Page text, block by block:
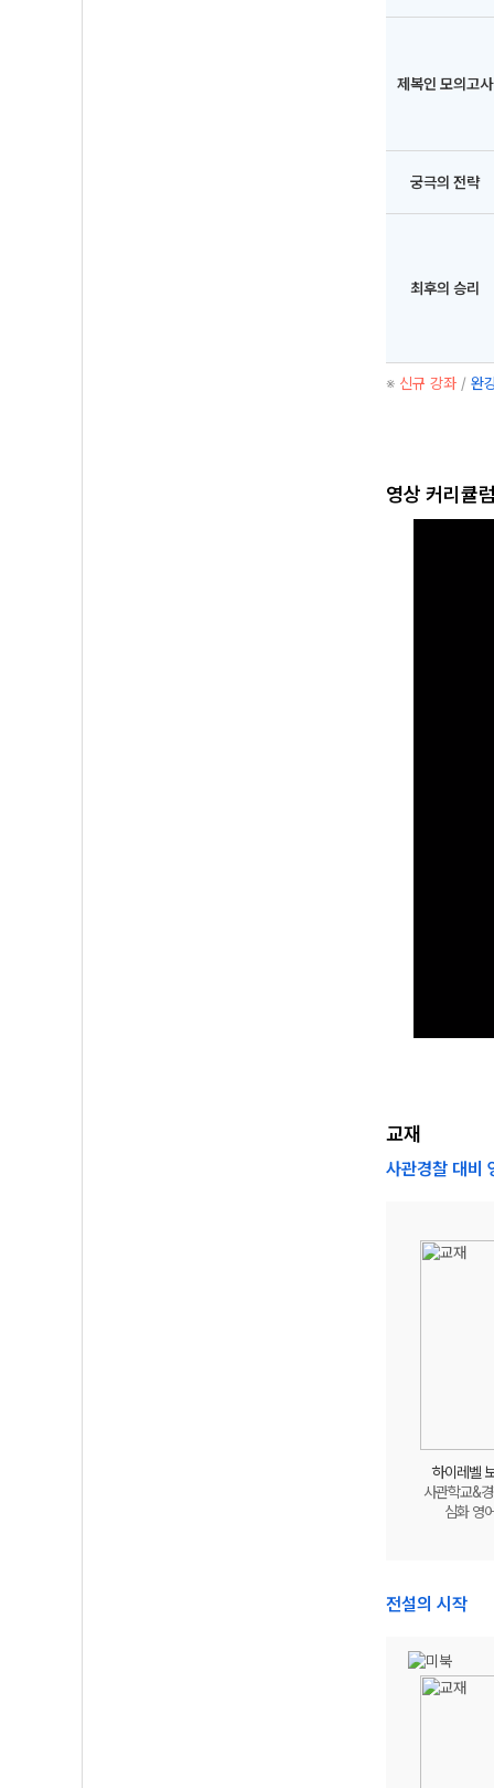
제복인 모의고사
궁극의 전략
최후의 승리
※ 신규 강좌 / 완
영상 커리큘
교재
사관경찰 대비
하이레벨
사관학교&
심화 영
전설의 시작